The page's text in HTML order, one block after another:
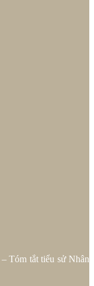
Tóm tắt tiểu sử Nhân